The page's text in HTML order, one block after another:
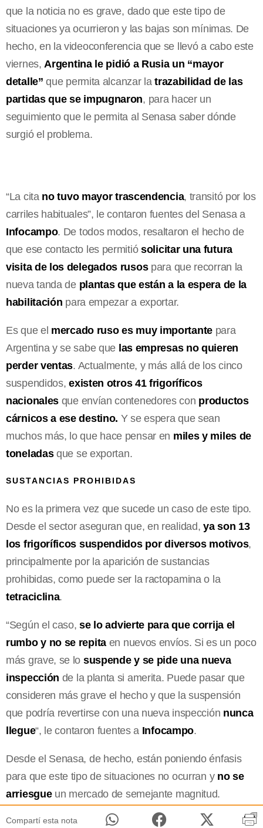
que la noticia no es grave, dado que este tipo de
situaciones ya ocurrieron y las bajas son mínimas. De
hecho, en la videoconferencia que se llevó a cabo este
viernes, Argentina le pidió a Rusia un “mayor
detalle” que permita alcanzar la trazabilidad de las
partidas que se impugnaron, para hacer un
seguimiento que le permita al Senasa saber dónde
surgió el problema.
“La cita no tuvo mayor trascendencia, transitó por los
carriles habituales”, le contaron fuentes del Senasa a
Infocampo. De todos modos, resaltaron el hecho de
que ese contacto les permitió solicitar una futura
visita de los delegados rusospara que recorran la
nueva tanda deplantas que están a la espera de la
habilitación para empezar a exportar.
Es que el mercado ruso es muy importante para
Argentina y se sabe que las empresas no quieren
perder ventas. Actualmente, y más allá de los cinco
suspendidos,existen otros 41 frigoríficos
nacionales que envían contenedores con productos
cárnicos a ese destino. Y se espera que sean
muchos más, lo que hace pensar en miles y miles de
toneladasque se exportan.
SUSTANCIAS PROHIBIDAS
No es la primera vez que sucede un caso de este tipo.
Desde el sector aseguran que, en realidad,ya son 13
los frigoríficos suspendidos por diversos motivos,
principalmente por la aparición de sustancias
prohibidas, como puede ser la ractopamina o la
tetraciclina.
“Según el caso,se lo advierte para que corrija el
rumbo y no se repita en nuevos envíos. Si es un poco
más grave, se lo suspende y se pide una nueva
inspección de la planta si amerita. Puede pasar que
consideren más grave el hecho y que la suspensión
que podría revertirse con una nueva inspección nunca
llegue“, le contaron fuentes a Infocampo.
Desde el Senasa, de hecho, están poniendo énfasis
para que este tipo de situaciones no ocurran yno se
arriesgueun mercado de semejante magnitud.
Compartí esta nota